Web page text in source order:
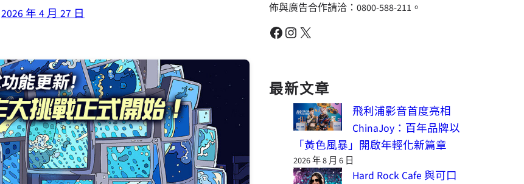
2026 年 4 月 27 日
佈與廣告合作請洽：0800-588-211。
Facebook Instagram X
最新文章
飛利浦影音首度亮相
ChinaJoy：百年品牌以
「黃色風暴」開啟年輕化新篇章
2026 年 8 月 6 日
Hard Rock Cafe 與可口